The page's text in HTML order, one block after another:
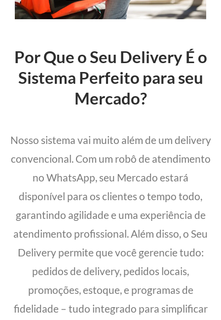
Por Que o Seu Delivery É o
Sistema Perfeito para seu
Mercado?
Nosso sistema vai muito além de um delivery
convencional. Com um robô de atendimento
no WhatsApp, seu Mercado estará
disponível para os clientes o tempo todo,
garantindo agilidade e uma experiência de
atendimento profissional. Além disso, o Seu
Delivery permite que você gerencie tudo:
pedidos de delivery, pedidos locais,
promoções, estoque, e programas de
fidelidade – tudo integrado para simplificar